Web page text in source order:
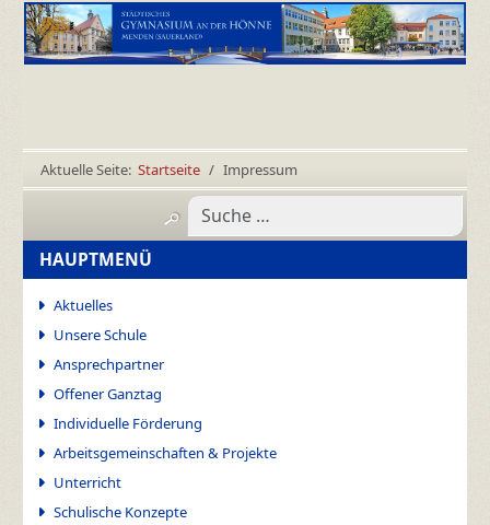
Aktuelle Seite: Startseite Impressum
HAUPTMENÜ
Aktuelles
Unsere Schule
Ansprechpartner
Offener Ganztag
Individuelle Förderung
Arbeitsgemeinschaften & Projekte
Unterricht
Schulische Konzepte